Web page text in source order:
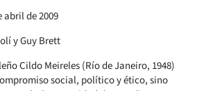
abril de 2009
y Guy Brett
Cildo Meireles (Río de Janeiro, 1948)
social, político y ético, sino